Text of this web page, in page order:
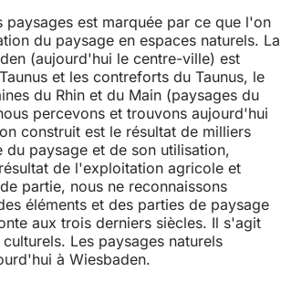
paysages est marquée par ce que l'on
du paysage en espaces naturels. La
(aujourd'hui le centre-ville) est
et les contreforts du Taunus, le
du Rhin et du Main (paysages du
percevons et trouvons aujourd'hui
construit est le résultat de milliers
paysage et de son utilisation,
de l'exploitation agricole et
partie, nous ne reconnaissons
éléments et des parties de paysage
aux trois derniers siècles. Il s'agit
Les paysages naturels
à Wiesbaden.